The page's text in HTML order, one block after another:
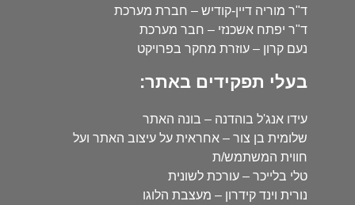
ד"ר מוריה דיין-קודיש – חברת מערכת
ד"ר יפתח אשכנזי – חבר מערכת
נעם קרון – עוזרת מחקר בפרויקט
בעלי תפקידים באתר:
עידו אנג'ל בוהדנה – בונה האתר
שלומית בן צור – אחראית על עיצוב האתר ועל
חווית המשתמש/ת
טלי בלייכר – עורכת לשונית
נורית וינד קידרון – מעצבת הלוגו